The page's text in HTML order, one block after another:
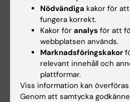
Vill du göra skillnad?
Karolinska Institutet är
medicinska universitet och
forskare som arbetar för
pågår banbrytande forskning -
folksjukdomar till sällsynta
som kräver stöd för att driva
behandlingar.
Nödvändiga kakor för
fungera korrekt.
Kakor för analys för att
webbplatsen används.
Marknadsföringskakor
relevant innehåll och
plattformar.
Viss information kan
Genom att samtycka